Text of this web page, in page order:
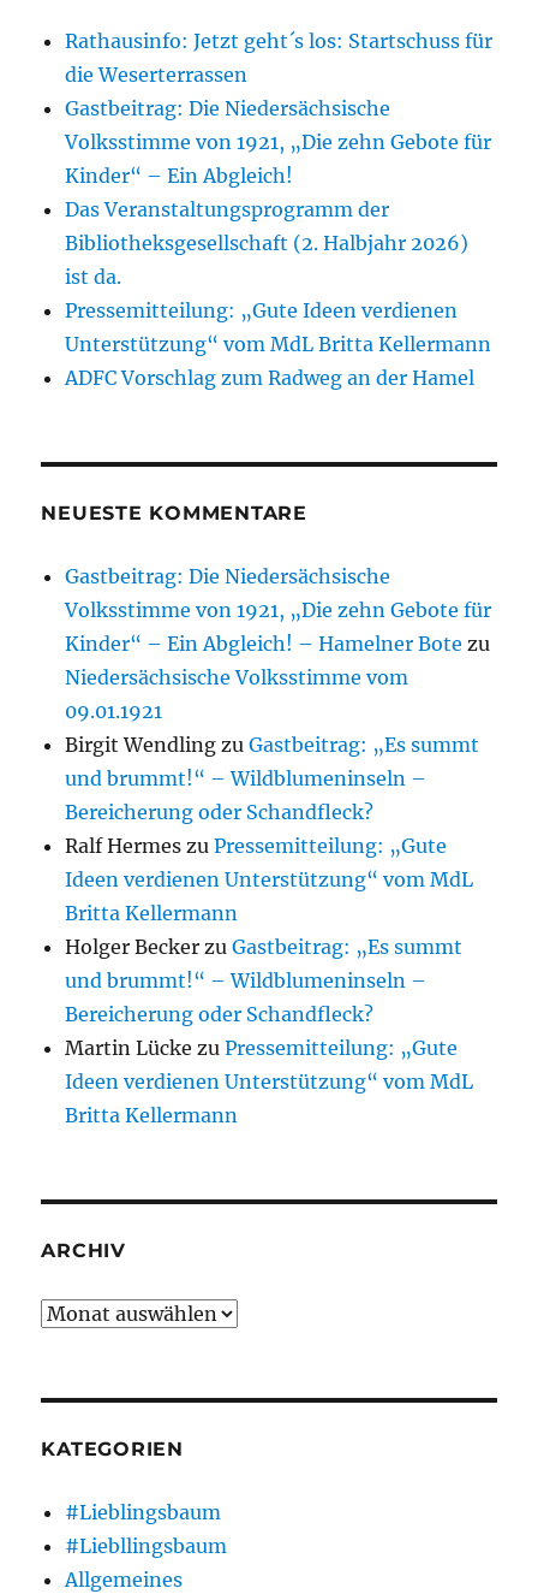
Rathausinfo: Jetzt geht´s los: Startschuss für
die Weserterrassen
Gastbeitrag: Die Niedersächsische
Volksstimme von 1921, „Die zehn Gebote für
Kinder“ – Ein Abgleich!
Das Veranstaltungsprogramm der
Bibliotheksgesellschaft (2. Halbjahr 2026)
ist da.
Pressemitteilung: „Gute Ideen verdienen
Unterstützung“ vom MdL Britta Kellermann
ADFC Vorschlag zum Radweg an der Hamel
NEUESTE KOMMENTARE
Gastbeitrag: Die Niedersächsische
Volksstimme von 1921, „Die zehn Gebote für
Kinder“ – Ein Abgleich! – Hamelner Bote zu
Niedersächsische Volksstimme vom
09.01.1921
Birgit Wendling zuGastbeitrag: „Es summt
und brummt!“ – Wildblumeninseln –
Bereicherung oder Schandfleck?
Ralf Hermes zuPressemitteilung: „Gute
Ideen verdienen Unterstützung“ vom MdL
Britta Kellermann
Holger Becker zuGastbeitrag: „Es summt
und brummt!“ – Wildblumeninseln –
Bereicherung oder Schandfleck?
Martin Lücke zuPressemitteilung: „Gute
Ideen verdienen Unterstützung“ vom MdL
Britta Kellermann
ARCHIV
Archiv
KATEGORIEN
#Lieblingsbaum
#Liebllingsbaum
Allgemeines